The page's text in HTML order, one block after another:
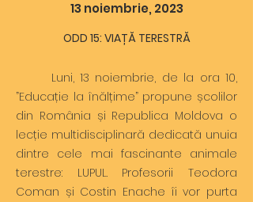
13 noiembrie, 2023
ODD 15: VIAȚĂ TERESTRĂ
Luni, 13 noiembrie, de la ora 10,
”Educație la înălțime” propune școlilor
din România și Republica Moldova o
lecție multidisciplinară dedicată unuia
dintre cele mai fascinante animale
terestre: LUPUL. Profesorii Teodora
Coman și Costin Enache îi vor purta